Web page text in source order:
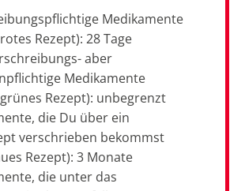
Medikamente
Rezept): 28 Tage
aber
Medikamente
Rezept): unbegrenzt
die Du über ein
verschrieben bekommst
Rezept): 3 Monate
die unter das